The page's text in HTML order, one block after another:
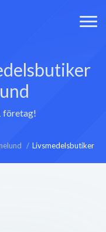
företag!
Livsmedelsbutiker